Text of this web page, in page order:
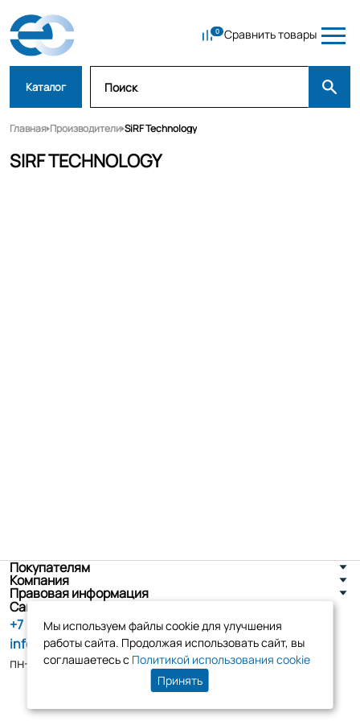
Сравнить товары
Каталог
Главная Производители SiRF Technology
SIRF TECHNOLOGY
Покупателям
Компания
Правовая информация
Санкт-Петербург, ул. Новоселов д. 8
+7 (800) 555-86-90
info@tk-elko.ru
пн-пт, 10:00 - 18:00
Мы используем файлы cookie для улучшения
работы сайта. Продолжая использовать сайт, вы
соглашаетесь с Политикой использования cookie
Принять